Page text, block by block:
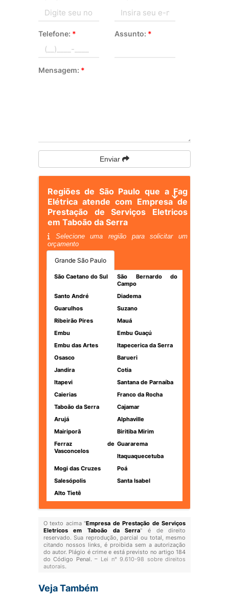
Telefone: * Assunto: *
Mensagem: *
Enviar
Regiões de São Paulo que a Fag
Elétrica atende com Empresa de
Prestação de Serviços Eletricos
em Taboão da Serra
Selecione uma região para solicitar um
orçamento
Grande São Paulo
São Caetano do Sul
São Bernardo do
Campo
Santo André
Diadema
Guarulhos
Suzano
Ribeirão Pires
Mauá
Embu
Embu Guaçú
Embu das Artes
Itapecerica da Serra
Osasco
Barueri
Jandira
Cotia
Itapevi
Santana de Parnaíba
Caierias
Franco da Rocha
Taboão da Serra
Cajamar
Arujá
Alphaville
Mairiporã
Biritiba Mirim
Ferraz de
Vasconcelos
Guararema
Itaquaquecetuba
Mogi das Cruzes
Poá
Salesópolis
Santa Isabel
Alto Tietê
O texto acima "Empresa de Prestação de Serviços
Eletricos em Taboão da Serra" é de direito
reservado. Sua reprodução, parcial ou total, mesmo
citando nossos links, é proibida sem a autorização
do autor. Plágio é crime e está previsto no artigo 184
do Código Penal. – Lei n° 9.610-98 sobre direitos
autorais.
Veja Também